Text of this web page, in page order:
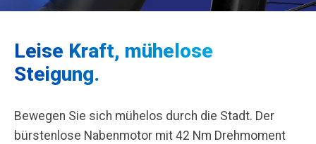
Leise Kraft, mühelose
Steigung.
Bewegen Sie sich mühelos durch die Stadt. Der
bürstenlose Nabenmotor mit 42 Nm Drehmoment